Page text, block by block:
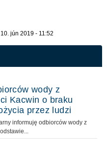
jún 2019 - 11:52
wody z
Kacwin o braku
przez ludzi
informuję odbiorców wody z